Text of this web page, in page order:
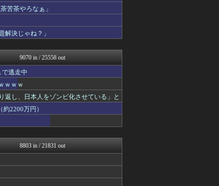
カンダタ速報
アニはつ -アニメ発信場-
修羅の華-家庭・生活まとめ
ダイエット速報＠2ちゃんね...
軍事・ミリタリー速報☆彡
苦茶やろなぁ」
解決じゃね？」
9070 in / 25558 out
逃走中
ｗｗｗ
返し、日本人をゾンビ化させている」と
2200万円）
8803 in / 21831 out